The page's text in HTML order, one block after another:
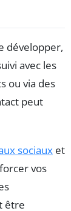
développer,
avec les
ou via des
peut
sociaux et
vos
être